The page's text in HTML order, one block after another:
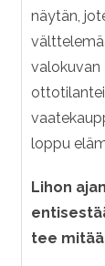
näytän,
valokuvan
loppu
Lihon
tee